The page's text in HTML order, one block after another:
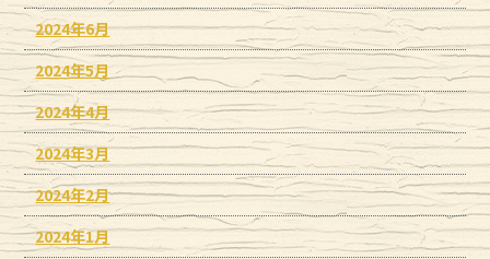
2024年6月
2024年5月
2024年4月
2024年3月
2024年2月
2024年1月